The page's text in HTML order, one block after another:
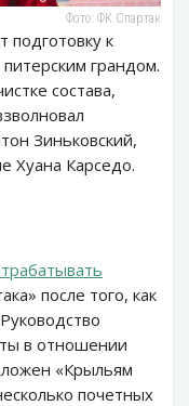
Фото: ФК Спартак
подготовку к
грандом.
состава,
Зиньковский,
Хуана Карседо.
после того, как
в отношении
«Крыльям
почетных